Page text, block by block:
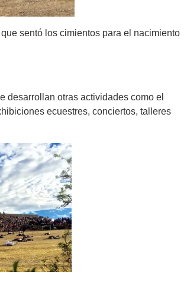
sentó los cimientos para el nacimiento
desarrollan otras actividades como el
ecuestres, conciertos, talleres